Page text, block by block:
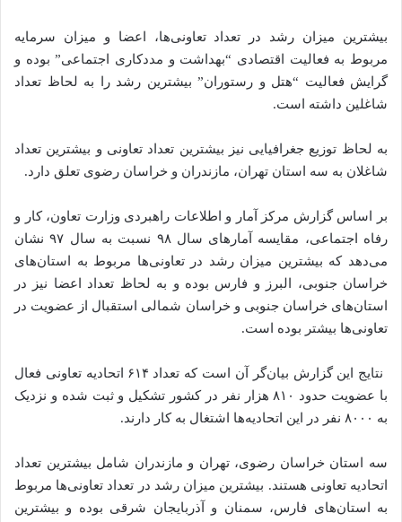
بیشترین میزان رشد در تعداد تعاونی‌ها، اعضا و میزان سرمایه
مربوط به فعالیت اقتصادی “بهداشت و مددکاری اجتماعی” بوده و
گرایش فعالیت “هتل و رستوران” بیشترین رشد را به لحاظ تعداد
شاغلین داشته است.
به لحاظ توزیع جغرافیایی نیز بیشترین تعداد تعاونی و بیشترین تعداد
شاغلان به سه استان تهران، مازندران و خراسان رضوی تعلق دارد.
بر اساس گزارش مرکز آمار و اطلاعات راهبردی وزارت تعاون، کار و
رفاه اجتماعی، مقایسه آمارهای سال ۹۸ نسبت به سال ۹۷ نشان
می‌دهد که بیشترین میزان رشد در تعاونی‌ها مربوط به استان‌های
خراسان جنوبی، البرز و فارس بوده و به لحاظ تعداد اعضا نیز در
استان‌های خراسان جنوبی و خراسان شمالی استقبال از عضویت در
تعاونی‌ها بیشتر بوده است.
نتایج این گزارش بیان‌گر آن است که تعداد ۶۱۴ اتحادیه تعاونی فعال
با عضویت حدود ۸۱۰ هزار نفر در کشور تشکیل و ثبت شده و نزدیک
به ۸۰۰۰ نفر در این اتحادیه‌ها اشتغال به کار دارند.
سه استان خراسان رضوی، تهران و مازندران شامل بیشترین تعداد
اتحادیه تعاونی هستند. بیشترین میزان رشد در تعداد تعاونی‌ها مربوط
به استان‌های فارس، سمنان و آذربایجان شرقی بوده و بیشترین